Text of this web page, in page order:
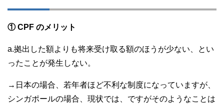
① CPF のメリット
a.拠出した額よりも将来受け取る額のほうが少ない、とい
ったことが発生しない。
→日本の場合、若年者ほど不利な制度になっていますが、
シンガポールの場合、現状では、ですがそのようなことは